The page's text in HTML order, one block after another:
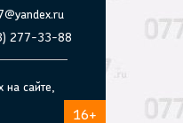
277-33-88
сайте,
16+